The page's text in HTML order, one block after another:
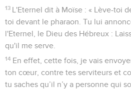
13 L'Eternel dit à Moïse : « Lève-toi
toi devant le pharaon. Tu lui
l'Eternel, le Dieu des Hébreux :
qu'il me serve.
14 En effet, cette fois, je vais
ton cœur, contre tes serviteurs et
tu saches qu’il n’y a personne qui